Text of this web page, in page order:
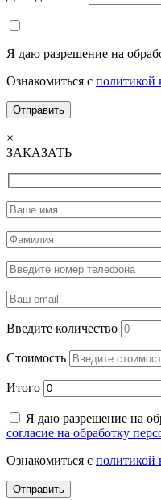
Я даю разрешение на
Ознакомиться с политикой
×
ЗАКАЗАТЬ
Введите количество
Стоимость
Итого
Я даю разрешение на
согласие на обработку
Ознакомиться с политикой